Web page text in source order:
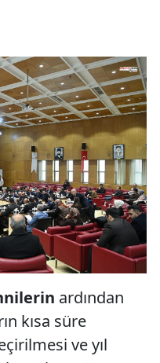
ardından
kısa süre
ve yıl